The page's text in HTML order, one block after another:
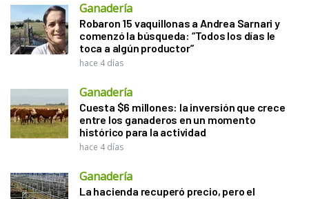
Ganadería
Robaron 15 vaquillonas a Andrea Sarnari y
comenzó la búsqueda: “Todos los días le
toca a algún productor”
hace 4 días
Ganadería
Cuesta $6 millones: la inversión que crece
entre los ganaderos en un momento
histórico para la actividad
hace 4 días
Ganadería
La hacienda recuperó precio, pero el